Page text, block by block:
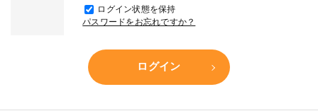
ログイン状態を保持
パスワードをお忘れですか？
ログイン